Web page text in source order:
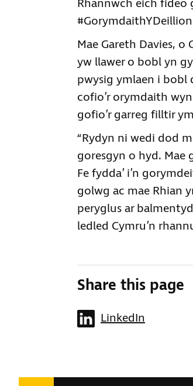
Rhannwch eich fideo
Mae Gareth Davies,
yw llawer o bobl yn
pwysig ymlaen i bobl
cofio’r orymdaith
gofio’r garreg filltir
“Rydyn ni wedi dod
goresgyn o hyd.
Fe fydda’ i’n
golwg ac mae Rhian
peryglus ar
ledled Cymru’n
Share this page
LinkedIn